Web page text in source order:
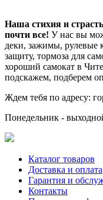
Наша стихия и
почти все! У нас вы
деки, зажимы, рулевые
защиту, тормоза для
хороший самокат в
подскажем, подберем
Ждем тебя по адресу:
Понедельник -
Каталог товаров
Доставка и оплата
Гарантия и
Контакты